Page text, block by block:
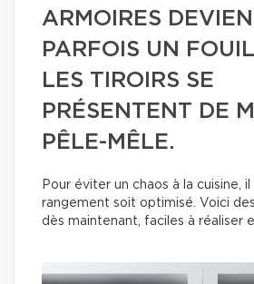
ARMOIRES
PARFOIS UN
LES TIROIRS SE
PRÉSENTENT DE
PÊLE-MÊLE.
Pour éviter un chaos à la cuisine,
rangement soit optimisé. Voici
dès maintenant, faciles à réaliser